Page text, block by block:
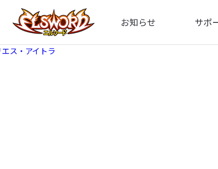
お知らせ
全体
サポ